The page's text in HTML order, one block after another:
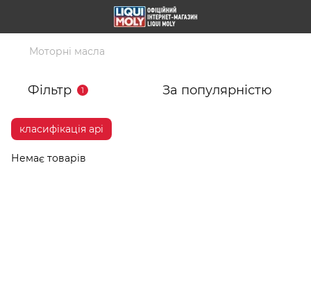
Моторні масла
Фільтр 1 За популярністю
класифікація api
Немає товарів